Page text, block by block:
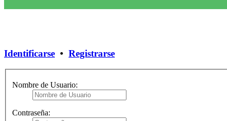
Identificarse • Registrarse
Nombre de Usuario:
Contraseña: